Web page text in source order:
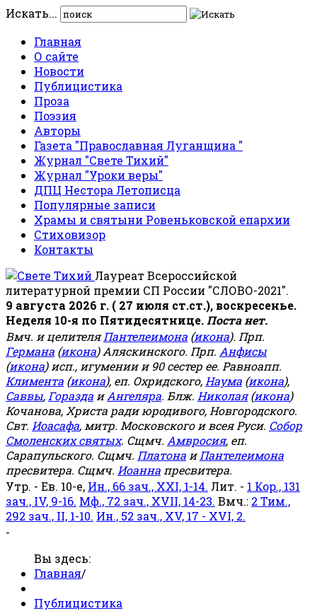
Искать...
Главная
О сайте
Новости
Публицистика
Проза
Поэзия
Авторы
Газета "Православная Луганщина "
Журнал "Свете Тихий"
Журнал "Уроки веры"
ДПЦ Нестора Летописца
Популярные записи
Храмы и святыни Ровеньковской епархии
Стиховизор
Контакты
Лауреат Всероссийской
литературной премии СП России "СЛОВО-2021".
9 августа 2026 г. ( 27 июля ст.ст.), воскресенье.
Неделя 10-я по Пятидесятнице. Поста нет.
Вмч. и целителяПантелеимона (икона). Прп.
Германа (икона) Аляскинского. Прп. Анфисы
(икона) исп., игумении и 90 сестер ее. Равноапп.
Климента (икона), еп. Охридского, Наума (икона),
Саввы, Горазда иАнгеляра. Блж. Николая(икона)
Кочанова, Христа ради юродивого, Новгородского.
Свт. Иоасафа, митр. Московского и всея Руси. Собор
Смоленских святых. Сщмч. Амвросия, еп.
Сарапульского. Сщмч. Платона иПантелеимона
пресвитера. Сщмч. Иоанна пресвитера.
Утр. - Ев. 10-е, Ин., 66 зач., XXI, 1-14. Лит. - 1 Кор., 131
зач., IV, 9-16. Мф., 72 зач., XVII, 14-23. Вмч.: 2 Тим.,
292 зач., II, 1-10. Ин., 52 зач., XV, 17 - XVI, 2.
-
Вы здесь:
Главная/
Публицистика